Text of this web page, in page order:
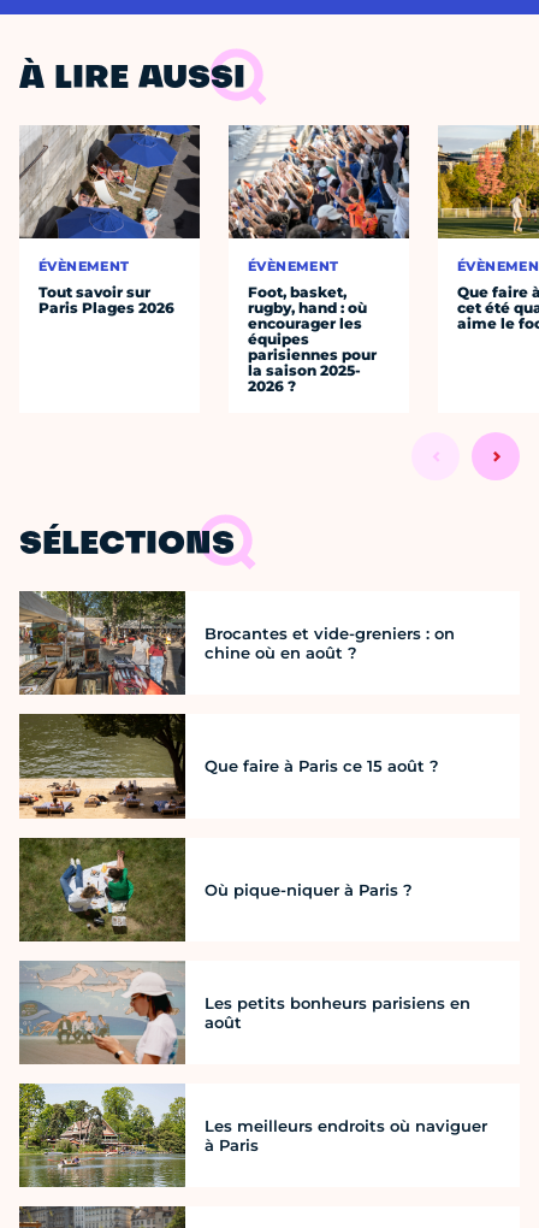
À LIRE AUSSI
ÉVÈNEMENT
Tout savoir sur
Paris Plages 2026
ÉVÈNEMENT
Foot, basket,
rugby, hand : où
encourager les
équipes
parisiennes pour
la saison 2025-
2026 ?
Que faire
cet été
aime le
SÉLECTIONS
Brocantes et vide-greniers : on
chine où en août ?
Que faire à Paris ce 15 août ?
Où pique-niquer à Paris ?
Les petits bonheurs parisiens en
août
Les meilleurs endroits où naviguer
à Paris